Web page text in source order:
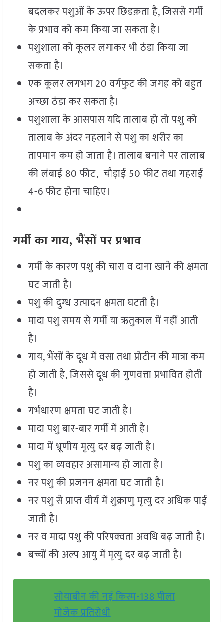
बदलकर पशुओं के ऊपर छिडक़ता है, जिससे गर्मी
के प्रभाव को कम किया जा सकता है।
पशुशाला को कूलर लगाकर भी ठंडा किया जा
सकता है।
एक कूलर लगभग 20 वर्गफुट की जगह को बहुत
अच्छा ठंडा कर सकता है।
पशुशाला के आसपास यदि तालाब हो तो पशु को
तालाब के अंदर नहलाने से पशु का शरीर का
तापमान कम हो जाता है। तालाब बनाने पर तालाब
की लंबाई 80 फीट, चौड़ाई 50 फीट तथा गहराई
4-6 फीट होना चाहिए।
गर्मी का गाय, भैंसों पर प्रभाव
गर्मी के कारण पशु की चारा व दाना खाने की क्षमता
घट जाती है।
पशु की दुग्ध उत्पादन क्षमता घटती है।
मादा पशु समय से गर्मी या ऋतुकाल में नहीं आती
है।
गाय, भैंसों के दूध में वसा तथा प्रोटीन की मात्रा कम
हो जाती है, जिससे दूध की गुणवत्ता प्रभावित होती
है।
गर्भधारण क्षमता घट जाती है।
मादा पशु बार-बार गर्मी में आती है।
मादा में भ्रूणीय मृत्यु दर बढ़ जाती है।
पशु का व्यवहार असामान्य हो जाता है।
नर पशु की प्रजनन क्षमता घट जाती है।
नर पशु से प्राप्त वीर्य में शुक्राणु मृत्यु दर अधिक पाई
जाती है।
नर व मादा पशु की परिपक्वता अवधि बढ़ जाती है।
बच्चों की अल्प आयु में मृत्यु दर बढ़ जाती है।
सोयाबीन की नई किस्म-138 पीला
मोजेक प्रतिरोधी